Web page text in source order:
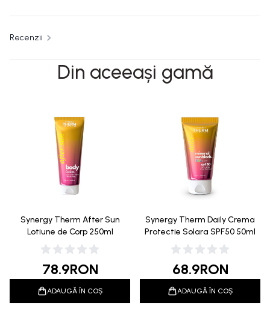
Recenzii
Din aceeași gamă
Synergy Therm After Sun
Lotiune de Corp 250ml
78.9RON
ADAUGĂ ÎN COȘ
Synergy Therm Daily Crema
Protectie Solara SPF50 50ml
68.9RON
ADAUGĂ ÎN COȘ